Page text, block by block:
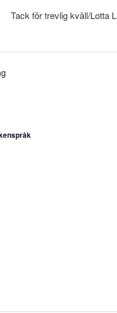
Tack för trevlig kväll/Lotta L